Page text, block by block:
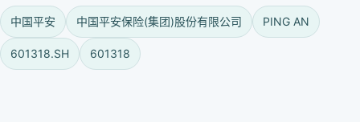
中国平安 中国平安保险(集团)股份有限公司 PING AN
601318.SH 601318